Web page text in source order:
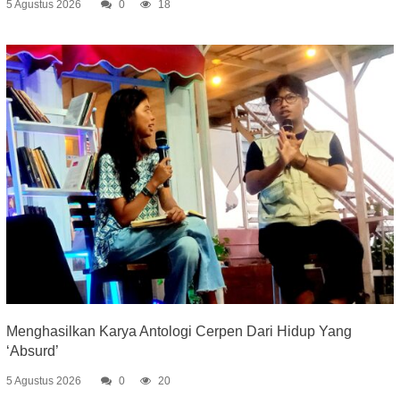
5 Agustus 2026 0 18
Menghasilkan Karya Antologi Cerpen Dari Hidup Yang
‘Absurd’
5 Agustus 2026 0 20